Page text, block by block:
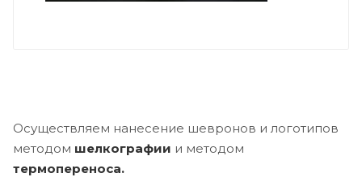
Осуществляем нанесение шевронов и логотипов
методом шелкографии и методом
термопереноса.